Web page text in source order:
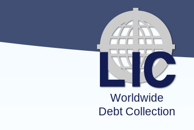
Worldwide
Debt Collection